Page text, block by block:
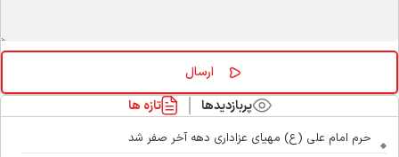
پربازدیدها تازه ها
حرم امام علی (ع) مهیای عزاداری دهه آخر صفر شد